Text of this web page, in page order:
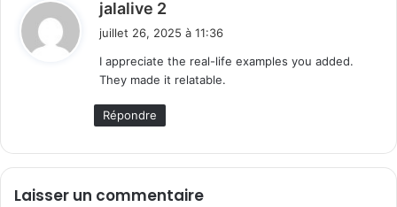
jalalive 2
:
juillet 26, 2025 à 11:36
I appreciate the real-life examples you added.
They made it relatable.
Répondre
Laisser un commentaire